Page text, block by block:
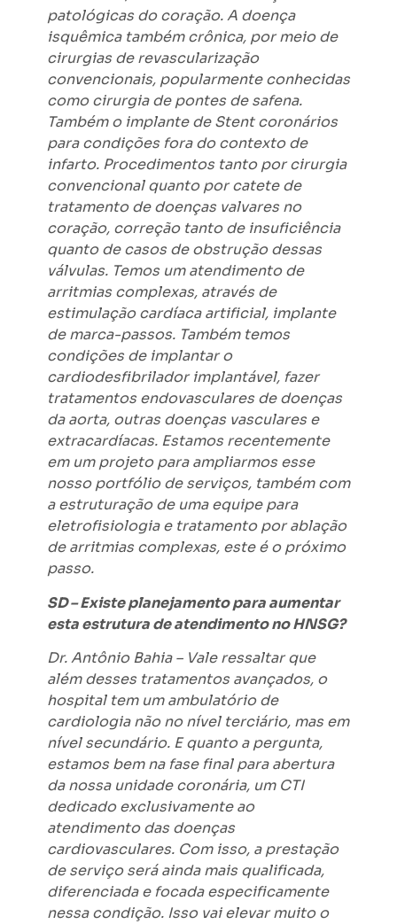
patológicas do coração. A doença
isquêmica também crônica, por meio de
cirurgias de revascularização
convencionais, popularmente conhecidas
como cirurgia de pontes de safena.
Também o implante de Stent coronários
para condições fora do contexto de
infarto. Procedimentos tanto por cirurgia
convencional quanto por catete de
tratamento de doenças valvares no
coração, correção tanto de insuficiência
quanto de casos de obstrução dessas
válvulas. Temos um atendimento de
arritmias complexas, através de
estimulação cardíaca artificial, implante
de marca-passos. Também temos
condições de implantar o
cardiodesfibrilador implantável, fazer
tratamentos endovasculares de doenças
da aorta, outras doenças vasculares e
extracardíacas. Estamos recentemente
em um projeto para ampliarmos esse
nosso portfólio de serviços, também com
a estruturação de uma equipe para
eletrofisiologia e tratamento por ablação
de arritmias complexas, este é o próximo
passo.
SD – Existe planejamento para aumentar
esta estrutura de atendimento no HNSG?
Dr. Antônio Bahia – Vale ressaltar que
além desses tratamentos avançados, o
hospital tem um ambulatório de
cardiologia não no nível terciário, mas em
nível secundário. E quanto a pergunta,
estamos bem na fase final para abertura
da nossa unidade coronária, um CTI
dedicado exclusivamente ao
atendimento das doenças
cardiovasculares. Com isso, a prestação
de serviço será ainda mais qualificada,
diferenciada e focada especificamente
nessa condição. Isso vai elevar muito o